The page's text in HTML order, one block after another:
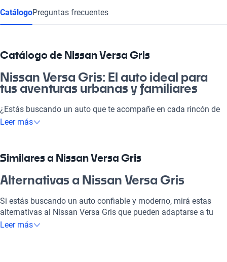
CatálogoPreguntas frecuentes
Catálogo de Nissan Versa Gris
Nissan Versa Gris: El auto ideal para
tus aventuras urbanas y familiares
¿Estás buscando un auto que te acompañe en cada rincón de
la ciudad y más allá? El Nissan Versa Gris es tu compañero
del finde. Con una excelente eficiencia de combustible y
amplias prestaciones, el Nissan Versa Gris se presenta como
una opción inteligente y accesible en el mercado argentino, ¡no
te lo podés perder!
¿Por qué elegir Nissan Versa Gris?
Tecnología al servicio de tu comodidad
Leer más
Similares a Nissan Versa Gris
Alternativas a Nissan Versa Gris
Si estás buscando un auto confiable y moderno, mirá estas
alternativas al Nissan Versa Gris que pueden adaptarse a tu
estilo y necesidades.
Leer más